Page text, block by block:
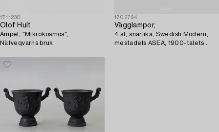
1711230
Olof Hult
Ampel, "Mikrokosmos",
Näfveqvarns bruk.
1702794
Vägglampor,
4 st, snarlika, Swedish Modern,
mestadels ASEA, 1900-talets